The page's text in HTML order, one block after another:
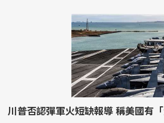
川普否認彈軍火短缺報導 稱美國有「